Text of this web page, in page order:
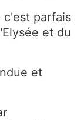
c'est parfais
et du
et